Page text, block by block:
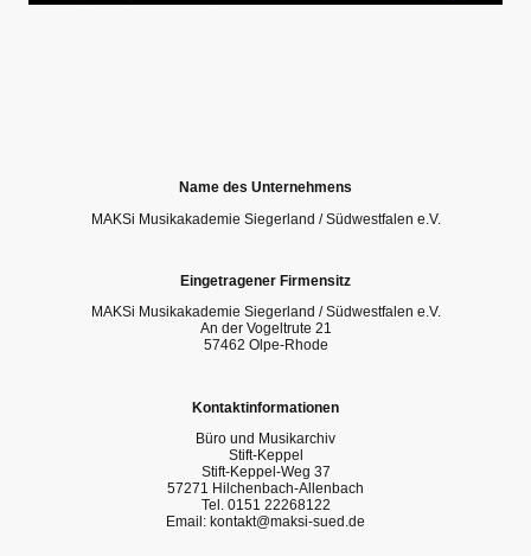
Name des Unternehmens
MAKSi Musikakademie Siegerland / Südwestfalen e.V.
Eingetragener Firmensitz
MAKSi Musikakademie Siegerland / Südwestfalen e.V.
An der Vogeltrute 21
57462 Olpe-Rhode
Kontaktinformationen
Büro und Musikarchiv
Stift-Keppel
Stift-Keppel-Weg 37
57271 Hilchenbach-Allenbach
Tel. 0151 22268122
Email: kontakt@maksi-sued.de